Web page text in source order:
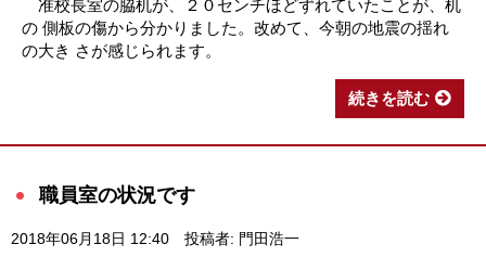
准校長室の脇机が、２０センチほどずれていたことが、机
の 側板の傷から分かりました。改めて、今朝の地震の揺れ
の大き さが感じられます。
続きを読む
職員室の状況です
2018年06月18日 12:40 投稿者: 門田浩一